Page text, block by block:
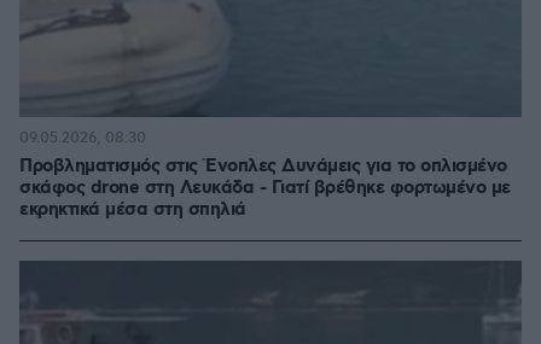
Προβληματισμός στις Ένοπλες Δυνάμεις για το οπλισμένο
σκάφος drone στη Λευκάδα - Γιατί βρέθηκε φορτωμένο με
εκρηκτικά μέσα στη σπηλιά
09.05.2026, 08:30